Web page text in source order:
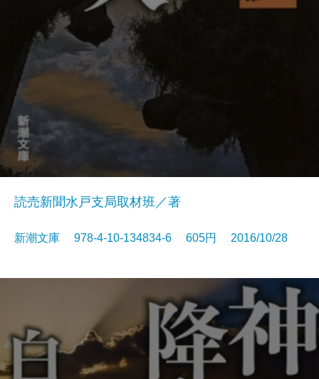
読売新聞水戸支局取材班／著
新潮文庫 978-4-10-134834-6 605円 2016/10/28